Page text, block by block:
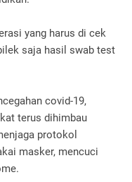
yang harus di cek
saja hasil swab test
covid-19,
terus dihimbau
protokol
masker, mencuci